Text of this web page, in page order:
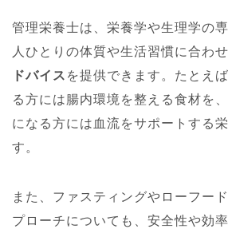
管理栄養士は、栄養学や生理学の
人ひとりの体質や生活習慣に合わ
ドバイス を提供できます。たとえ
る方には腸内環境を整える食材を
になる方には血流をサポートする
す。
また、ファスティングやローフー
プローチについても、安全性や効